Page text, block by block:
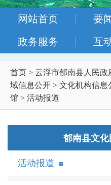
网站首页 要
政务服务 互
首页 > 云浮市郁南县人民政
域信息公开 > 文化机构信息
馆 > 活动报道
郁南县文
活动报道